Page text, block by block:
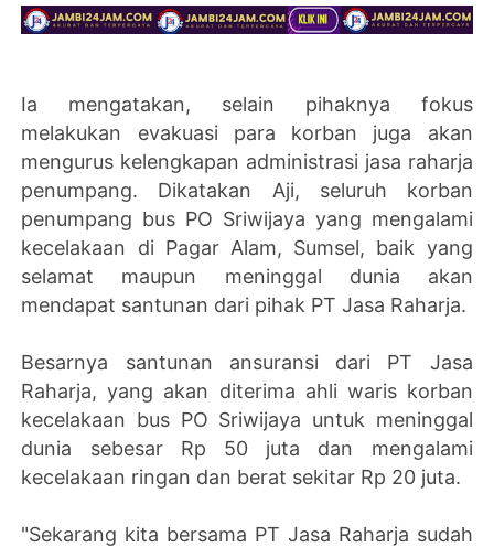
Ia mengatakan, selain pihaknya fokus
melakukan evakuasi para korban juga akan
mengurus kelengkapan administrasi jasa raharja
penumpang. Dikatakan Aji, seluruh korban
penumpang bus PO Sriwijaya yang mengalami
kecelakaan di Pagar Alam, Sumsel, baik yang
selamat maupun meninggal dunia akan
mendapat santunan dari pihak PT Jasa Raharja.
Besarnya santunan ansuransi dari PT Jasa
Raharja, yang akan diterima ahli waris korban
kecelakaan bus PO Sriwijaya untuk meninggal
dunia sebesar Rp 50 juta dan mengalami
kecelakaan ringan dan berat sekitar Rp 20 juta.
"Sekarang kita bersama PT Jasa Raharja sudah